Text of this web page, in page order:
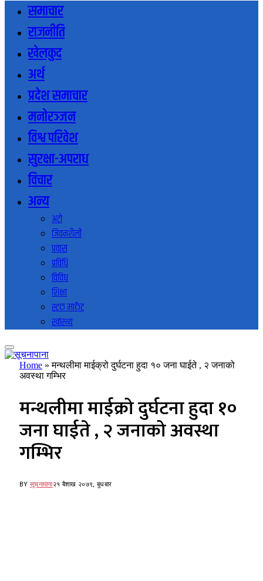
समाचार
राजनीति
खेलकुद
अर्थ
प्रदेश समाचार
मनोरञ्जन
विश्व परिवेश
सुरक्षा-अपराध
विचार
अन्य
अटो
जिवनशैली
प्रवास
प्रविधि
विविध
शिक्षा
स्टक मार्केट
स्वास्थ्य
Home »मन्थलीमा माईक्रो दुर्घटना हुदा १० जना घाईते , २ जनाको
अवस्था गम्भिर
मन्थलीमा माईक्रो दुर्घटना हुदा १०
जना घाईते , २ जनाको अवस्था
गम्भिर
BY सूचनापाना२१ बैशाख २०७९, बुधबार